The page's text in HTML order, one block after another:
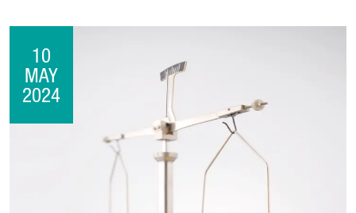
10
MAY
2024